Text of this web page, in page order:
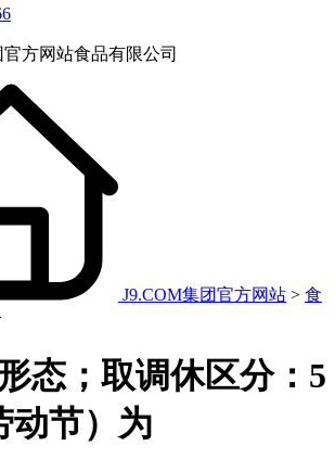
J9.COM集团官方网站 > 食
态；取调休区分：5
动节）为